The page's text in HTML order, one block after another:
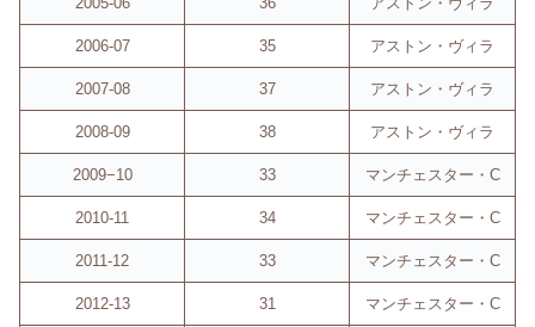
2006-07 35 アストン・ヴィラ
2007-08 37 アストン・ヴィラ
2008-09 38 アストン・ヴィラ
2009−10 33 マンチェスター・C
2010-11 34 マンチェスター・C
2011-12 33 マンチェスター・C
2012-13 31 マンチェスター・C